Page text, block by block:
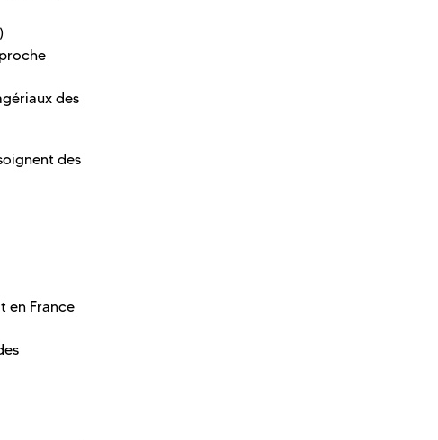
des
des
en France